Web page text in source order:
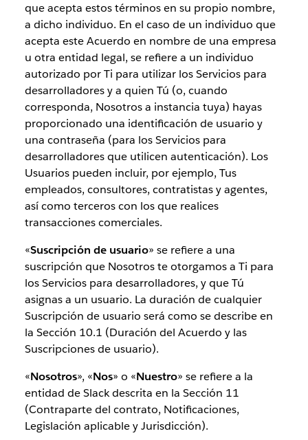
que acepta estos términos en su propio nombre,
a dicho individuo. En el caso de un individuo que
acepta este Acuerdo en nombre de una empresa
u otra entidad legal, se refiere a un individuo
autorizado por Ti para utilizar los Servicios para
desarrolladores y a quien Tú (o, cuando
corresponda, Nosotros a instancia tuya) hayas
proporcionado una identificación de usuario y
una contraseña (para los Servicios para
desarrolladores que utilicen autenticación). Los
Usuarios pueden incluir, por ejemplo, Tus
empleados, consultores, contratistas y agentes,
así como terceros con los que realices
transacciones comerciales.
«Suscripción de usuario» se refiere a una
suscripción que Nosotros te otorgamos a Ti para
los Servicios para desarrolladores, y que Tú
asignas a un usuario. La duración de cualquier
Suscripción de usuario será como se describe en
la Sección 10.1 (Duración del Acuerdo y las
Suscripciones de usuario).
«Nosotros», «Nos» o «Nuestro» se refiere a la
entidad de Slack descrita en la Sección 11
(Contraparte del contrato, Notificaciones,
Legislación aplicable y Jurisdicción).